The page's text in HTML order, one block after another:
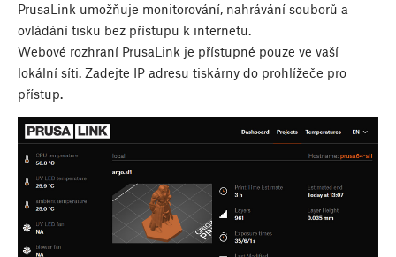
PrusaLink umožňuje monitorování, nahrávání souborů a
ovládání tisku bez přístupu k internetu.
Webové rozhraní PrusaLink je přístupné pouze ve vaší
lokální síti. Zadejte IP adresu tiskárny do prohlížeče pro
přístup.